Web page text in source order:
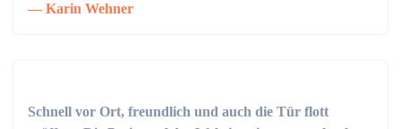
Karin Wehner
Schnell vor Ort, freundlich und auch die Tür flott